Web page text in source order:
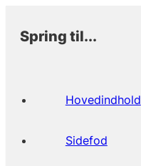
Spring til...
Hovedindhold
Sidefod